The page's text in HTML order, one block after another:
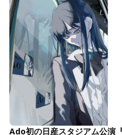
Ado初の日産スタジアム公演